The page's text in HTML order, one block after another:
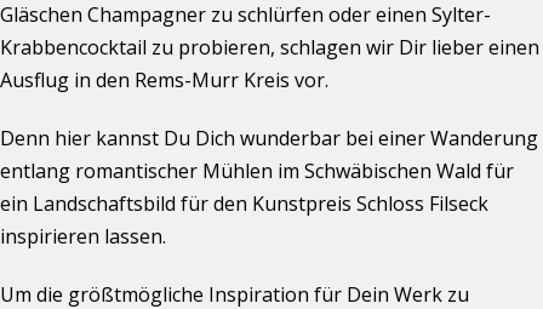
Gläschen Champagner zu schlürfen oder einen Sylter-
Krabbencocktail zu probieren, schlagen wir Dir lieber einen
Ausflug in den Rems-Murr Kreis vor.
Denn hier kannst Du Dich wunderbar bei einer Wanderung
entlang romantischer Mühlen im Schwäbischen Wald für
ein Landschaftsbild für den Kunstpreis Schloss Filseck
inspirieren lassen.
Um die größtmögliche Inspiration für Dein Werk zu